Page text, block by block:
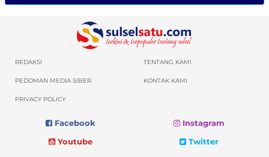
REDAKSI TENTANG KAMI
PEDOMAN MEDIA SIBER KONTAK KAMI
PRIVACY POLICY
Facebook
Instagram
Youtube
Twitter